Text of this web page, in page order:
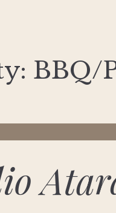
BBQ/